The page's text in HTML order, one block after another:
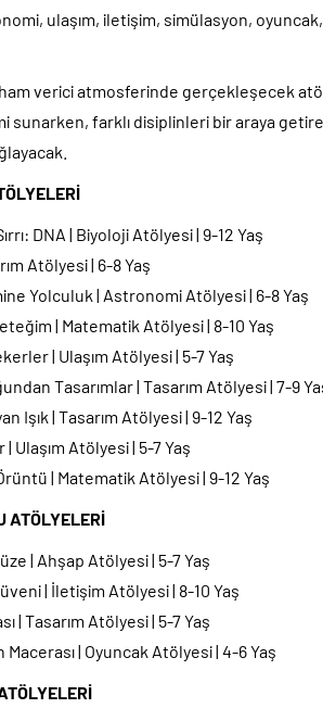
ulaşım, iletişim, simülasyon,
verici atmosferinde gerçekleşecek
sunarken, farklı disiplinleri bir araya
DNA | Biyoloji Atölyesi | 9-12 Yaş
Atölyesi | 6-8 Yaş
Yolculuk | Astronomi Atölyesi | 6-8 Yaş
| Matematik Atölyesi | 8-10 Yaş
| Ulaşım Atölyesi | 5-7 Yaş
Tasarımlar | Tasarım Atölyesi | 7-9
Işık | Tasarım Atölyesi | 9-12 Yaş
Ulaşım Atölyesi | 5-7 Yaş
| Matematik Atölyesi | 9-12 Yaş
ATÖLYELERİ
| Ahşap Atölyesi | 5-7 Yaş
| İletişim Atölyesi | 8-10 Yaş
| Tasarım Atölyesi | 5-7 Yaş
Macerası | Oyuncak Atölyesi | 4-6 Yaş